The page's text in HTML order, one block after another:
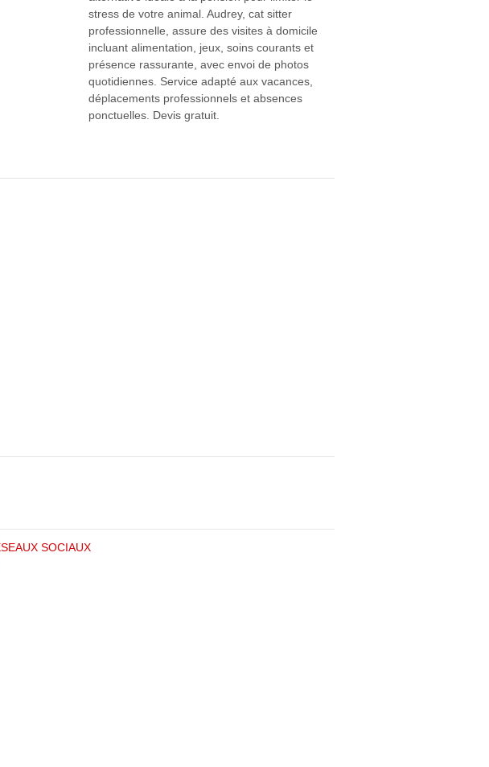
stress de votre animal. Audrey, cat sitter
professionnelle, assure des visites à domicile
incluant alimentation, jeux, soins courants et
présence rassurante, avec envoi de photos
quotidiennes. Service adapté aux vacances,
déplacements professionnels et absences
ponctuelles. Devis gratuit.
SOCIAUX